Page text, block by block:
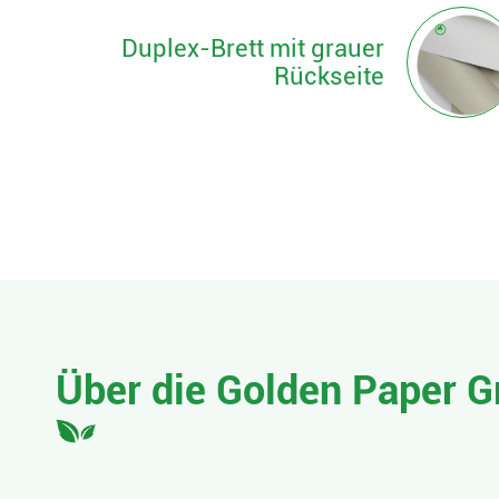
Duplex-Brett mit grauer
Rückseite
Über die Golden Paper